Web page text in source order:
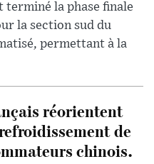
terminé la phase finale
la section sud du
permettant à la
réorientent
de
chinois.